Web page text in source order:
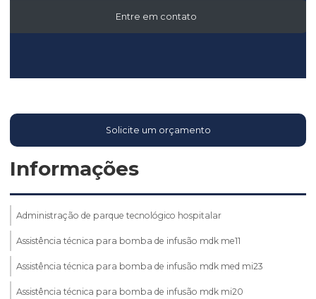
Entre em contato
Solicite um orçamento
Informações
Administração de parque tecnológico hospitalar
Assistência técnica para bomba de infusão mdk me11
Assistência técnica para bomba de infusão mdk med mi23
Assistência técnica para bomba de infusão mdk mi20